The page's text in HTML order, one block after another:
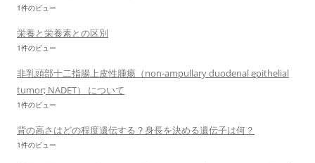
1件のビュー
栄養と栄養素との区別
1件のビュー
非乳頭部十二指腸上皮性腫瘍（non-ampullary duodenal epithelial
tumor; NADET） について
1件のビュー
背の高さはどの程度遺伝する？身長を決める遺伝子は何？
1件のビュー